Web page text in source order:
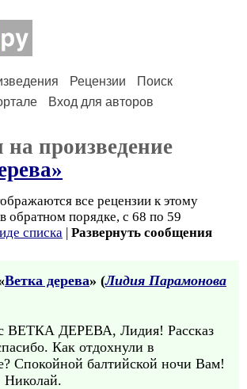
Рецензии
Поиск
Вход для авторов
на произведение
все рецензии к этому
обратном порядке, с 68 по 59
списка | Развернуть сообщения
Ветка дерева» (Лидия Парамонова
ВЕТКА ДЕРЕВА, Лидия! Рассказ
Как отдохнули в
Спокойной балтийской ночи Вам!